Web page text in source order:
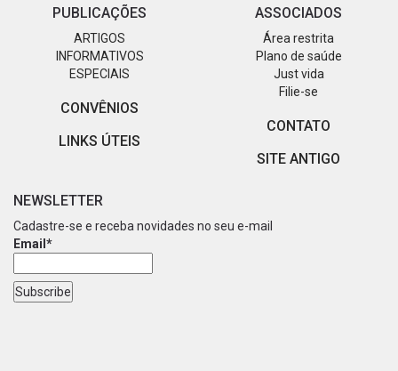
PUBLICAÇÕES
ARTIGOS
INFORMATIVOS
ESPECIAIS
CONVÊNIOS
LINKS ÚTEIS
ASSOCIADOS
Área restrita
Plano de saúde
Just vida
Filie-se
CONTATO
SITE ANTIGO
NEWSLETTER
Cadastre-se e receba novidades no seu e-mail
Email*